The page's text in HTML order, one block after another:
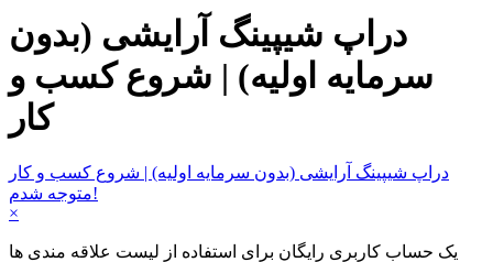
دراپ شیپینگ آرایشی (بدون
سرمایه اولیه) | شروع کسب و
کار
دراپ شیپینگ آرایشی (بدون سرمایه اولیه) | شروع کسب و کار
متوجه شدم!
×
یک حساب کاربری رایگان برای استفاده از لیست علاقه مندی ها